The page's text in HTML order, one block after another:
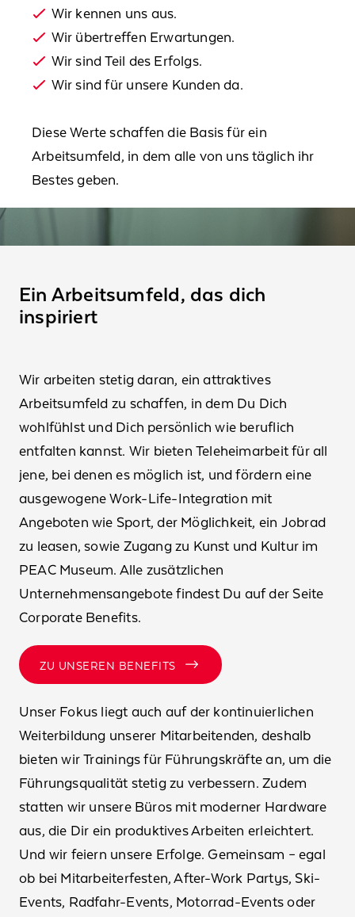
Wir kennen uns aus.
Wir übertreffen Erwartungen.
Wir sind Teil des Erfolgs.
Wir sind für unsere Kunden da.
Diese Werte schaffen die Basis für ein
Arbeitsumfeld, in dem alle von uns täglich ihr
Bestes geben.
Ein Arbeitsumfeld, das dich
inspiriert
Wir arbeiten stetig daran, ein attraktives
Arbeitsumfeld zu schaffen, in dem Du Dich
wohlfühlst und Dich persönlich wie beruflich
entfalten kannst. Wir bieten Teleheimarbeit für all
jene, bei denen es möglich ist, und fördern eine
ausgewogene Work-Life-Integration mit
Angeboten wie Sport, der Möglichkeit, ein Jobrad
zu leasen, sowie Zugang zu Kunst und Kultur im
PEAC Museum. Alle zusätzlichen
Unternehmensangebote findest Du auf der Seite
Corporate Benefits.
ZU UNSEREN BENEFITS
Unser Fokus liegt auch auf der kontinuierlichen
Weiterbildung unserer Mitarbeitenden, deshalb
bieten wir Trainings für Führungskräfte an, um die
Führungsqualität stetig zu verbessern. Zudem
statten wir unsere Büros mit moderner Hardware
aus, die Dir ein produktives Arbeiten erleichtert.
Und wir feiern unsere Erfolge. Gemeinsam – egal
ob bei Mitarbeiterfesten, After-Work Partys, Ski-
Events, Radfahr-Events, Motorrad-Events oder